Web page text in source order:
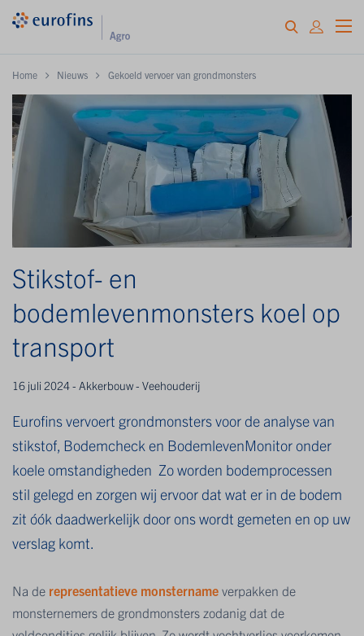
Home Nieuws Gekoeld vervoer van grondmonsters
Stikstof- en
bodemlevenmonsters koel op
transport
16 juli 2024 - Akkerbouw - Veehouderij
Eurofins vervoert grondmonsters voor de analyse van
stikstof, Bodemcheck en BodemlevenMonitor onder
koele omstandigheden Zo worden bodemprocessen
stil gelegd en zorgen wij ervoor dat wat er in de bodem
zit óók daadwerkelijk door ons wordt gemeten en op uw
verslag komt.
Na de representatieve monstername verpakken de
monsternemers de grondmonsters zodanig dat de